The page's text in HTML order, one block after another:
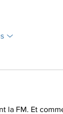
la FM. Et